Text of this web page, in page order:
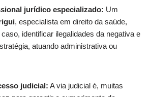
jurídico especializado: Um
, especialista em direito da saúde,
identificar ilegalidades da negativa e
atuando administrativa ou
judicial: A via judicial é, muitas